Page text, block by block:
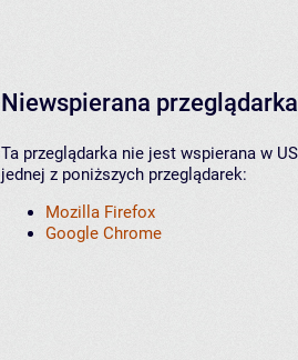
Niewspierana przeglądarka
Ta przeglądarka nie jest wspierana w
jednej z poniższych przeglądarek:
Mozilla Firefox
Google Chrome